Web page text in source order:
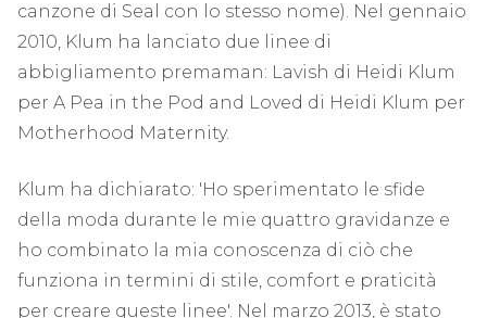
canzone di Seal con lo stesso nome). Nel gennaio
2010, Klum ha lanciato due linee di
abbigliamento premaman: Lavish di Heidi Klum
per A Pea in the Pod and Loved di Heidi Klum per
Motherhood Maternity.
Klum ha dichiarato: 'Ho sperimentato le sfide
della moda durante le mie quattro gravidanze e
ho combinato la mia conoscenza di ciò che
funziona in termini di stile, comfort e praticità
per creare queste linee'. Nel marzo 2013, è stato